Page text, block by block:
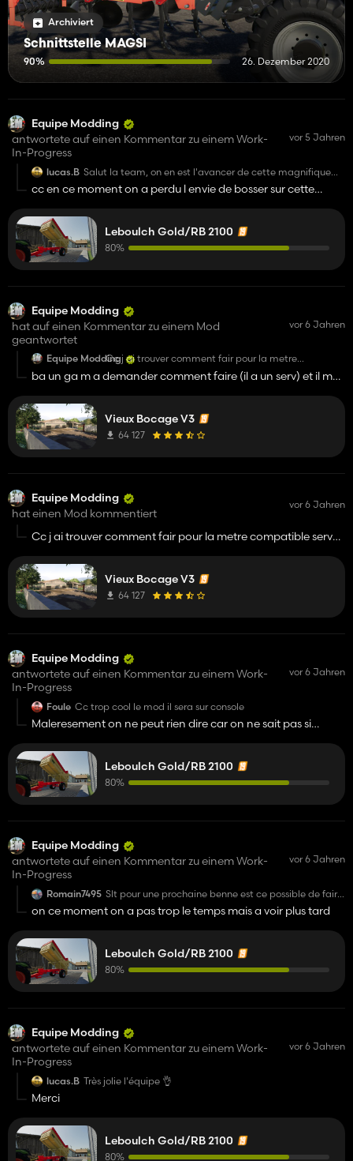
Archiviert
Schnittstelle MAGSI
90% 26. Dezember 2020
Equipe Modding
antwortete auf einen Kommentar zu einem Work-
In-Progress
vor 5 Jahren
lucas.B Salut la team, on en est l'avancer de cette magnifique
cc en ce moment on a perdu l envie de bosser sur cette
(nous ne voulons pas bâcler le travail donc nous avons
décider de la mettre de coté
Leboulch Gold/RB 2100
80%
Equipe Modding
hat auf einen Kommentar zu einem Mod
geantwortet
vor 6 Jahren
Equipe ModdingCc j ai trouver comment fair pour la metre
compatible server (il faux aller dans le modDesc et
metre ton descVersion a 47 voila tous
ba un ga m a demander comment faire (il a un serv) et il ma
Vieux Bocage V3
64 127
Equipe Modding
hat einen Mod kommentiert
vor 6 Jahren
Cc j ai trouver comment fair pour la metre compatible server
voila tous
Vieux Bocage V3
64 127
Equipe Modding
antwortete auf einen Kommentar zu einem Work-
In-Progress
vor 6 Jahren
Foule Cc trop cool le mod il sera sur console
Maleresement on ne peut rien dire car on ne sait pas si
Leboulch Gold/RB 2100
80%
Equipe Modding
antwortete auf einen Kommentar zu einem Work-
In-Progress
vor 6 Jahren
Romain7495 Slt pour une prochaine benne est ce possible de faire
une theivin je pourrait taider car je mis connais un
peu en modding
on ce moment on a pas trop le temps mais a voir plus tard
Leboulch Gold/RB 2100
80%
Equipe Modding
antwortete auf einen Kommentar zu einem Work-
In-Progress
vor 6 Jahren
lucas.B Très jolie l'équipe 👌
Merci
Leboulch Gold/RB 2100
80%